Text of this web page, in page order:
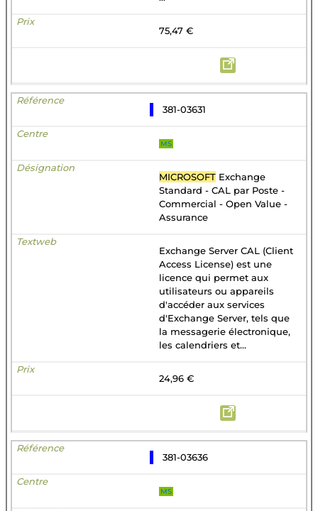
75,47 €
381-03631
MS
MICROSOFT Exchange
Standard - CAL par Poste -
Commercial - Open Value -
Assurance
Exchange Server CAL (Client
Access License) est une
licence qui permet aux
utilisateurs ou appareils
d'accéder aux services
d'Exchange Server, tels que
la messagerie électronique,
les calendriers et...
24,96 €
381-03636
MS